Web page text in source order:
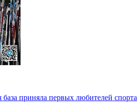
приняла первых любителей спорта